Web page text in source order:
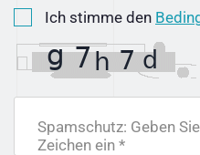
Ich stimme den
Spamschutz: Geben
Zeichen ein *